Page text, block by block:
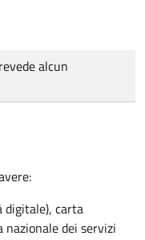
alcun
digitale), carta
nazionale dei servizi